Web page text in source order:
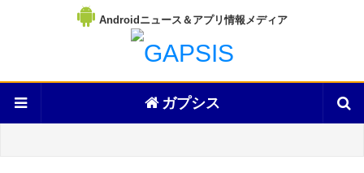
Androidニュース＆アプリ情報メディア
ガプシス